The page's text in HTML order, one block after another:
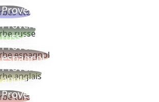
Proverbes ete
Proverbe
russe
Proverbe
espagnol
Proverbe
anglais
Proverbe turc